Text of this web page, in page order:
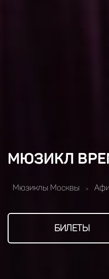
МЮЗИКЛ
Мюзиклы Москвы >
БИЛЕТЫ